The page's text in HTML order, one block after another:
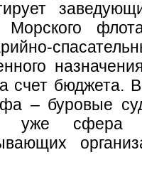
счет бюджета.
– буровые
– уже сфера